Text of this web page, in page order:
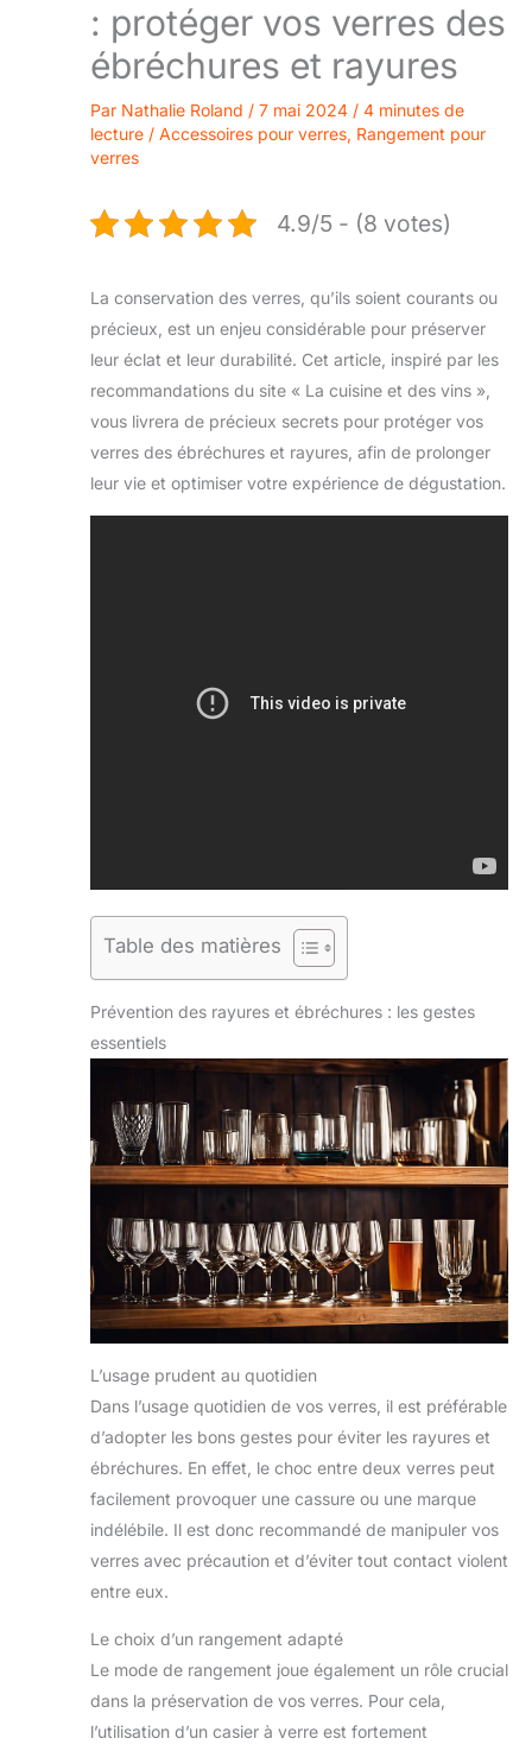
: protéger vos verres des
ébréchures et rayures
Par Nathalie Roland / 7 mai 2024 / 4 minutes de
lecture / Accessoires pour verres, Rangement pour
verres
4.9/5 - (8 votes)
La conservation des verres, qu’ils soient courants ou
précieux, est un enjeu considérable pour préserver
leur éclat et leur durabilité. Cet article, inspiré par les
recommandations du site « La cuisine et des vins »,
vous livrera de précieux secrets pour protéger vos
verres des ébréchures et rayures, afin de prolonger
leur vie et optimiser votre expérience de dégustation.
Table des matières
Prévention des rayures et ébréchures : les gestes
essentiels
L’usage prudent au quotidien
Dans l’usage quotidien de vos verres, il est préférable
d’adopter les bons gestes pour éviter les rayures et
ébréchures. En effet, le choc entre deux verres peut
facilement provoquer une cassure ou une marque
indélébile. Il est donc recommandé de manipuler vos
verres avec précaution et d’éviter tout contact violent
entre eux.
Le choix d’un rangement adapté
Le mode de rangement joue également un rôle crucial
dans la préservation de vos verres. Pour cela,
l’utilisation d’un casier à verre est fortement